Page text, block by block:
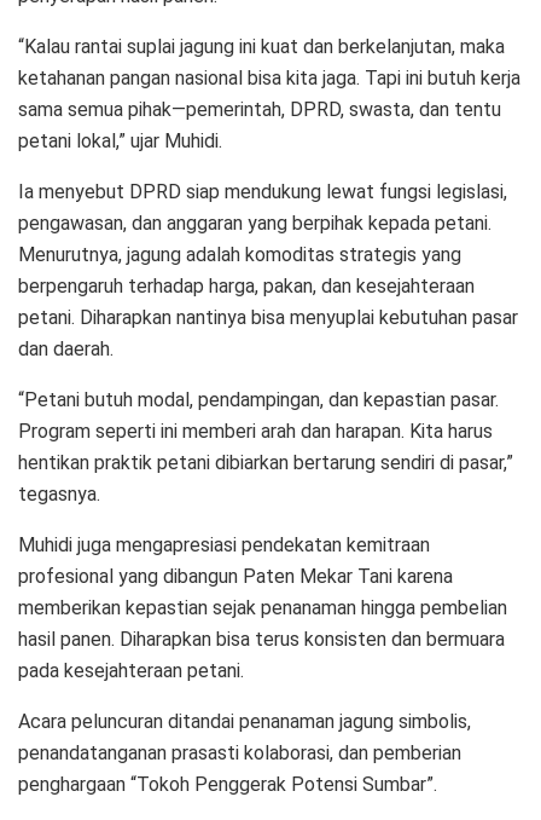
“Kalau rantai suplai jagung ini kuat dan berkelanjutan, maka
ketahanan pangan nasional bisa kita jaga. Tapi ini butuh kerja
sama semua pihak—pemerintah, DPRD, swasta, dan tentu
petani lokal,” ujar Muhidi.
Ia menyebut DPRD siap mendukung lewat fungsi legislasi,
pengawasan, dan anggaran yang berpihak kepada petani.
Menurutnya, jagung adalah komoditas strategis yang
berpengaruh terhadap harga, pakan, dan kesejahteraan
petani. Diharapkan nantinya bisa menyuplai kebutuhan pasar
dan daerah.
“Petani butuh modal, pendampingan, dan kepastian pasar.
Program seperti ini memberi arah dan harapan. Kita harus
hentikan praktik petani dibiarkan bertarung sendiri di pasar,”
tegasnya.
Muhidi juga mengapresiasi pendekatan kemitraan
profesional yang dibangun Paten Mekar Tani karena
memberikan kepastian sejak penanaman hingga pembelian
hasil panen. Diharapkan bisa terus konsisten dan bermuara
pada kesejahteraan petani.
Acara peluncuran ditandai penanaman jagung simbolis,
penandatanganan prasasti kolaborasi, dan pemberian
penghargaan “Tokoh Penggerak Potensi Sumbar”.